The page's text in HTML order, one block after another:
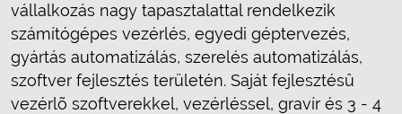
vállalkozás nagy tapasztalattal rendelkezik
számítógépes vezérlés, egyedi géptervezés,
gyártás automatizálás, szerelés automatizálás,
szoftver fejlesztés területén. Saját fejlesztésû
vezérlõ szoftverekkel, vezérléssel, gravír és 3 - 4